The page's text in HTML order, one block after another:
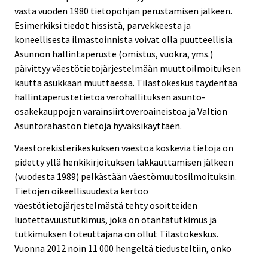
vasta vuoden 1980 tietopohjan perustamisen jälkeen.
Esimerkiksi tiedot hissistä, parvekkeesta ja
koneellisesta ilmastoinnista voivat olla puutteellisia.
Asunnon hallintaperuste (omistus, vuokra, yms.)
päivittyy väestötietojärjestelmään muuttoilmoituksen
kautta asukkaan muuttaessa. Tilastokeskus täydentää
hallintaperustetietoa verohallituksen asunto-
osakekauppojen varainsiirtoveroaineistoa ja Valtion
Asuntorahaston tietoja hyväksikäyttäen.
Väestörekisterikeskuksen väestöä koskevia tietoja on
pidetty yllä henkikirjoituksen lakkauttamisen jälkeen
(vuodesta 1989) pelkästään väestömuutosilmoituksin.
Tietojen oikeellisuudesta kertoo
väestötietojärjestelmästä tehty osoitteiden
luotettavuustutkimus, joka on otantatutkimus ja
tutkimuksen toteuttajana on ollut Tilastokeskus.
Vuonna 2012 noin 11 000 hengeltä tiedusteltiin, onko